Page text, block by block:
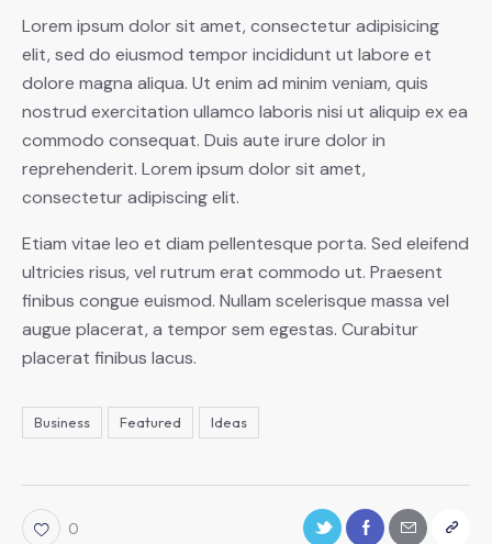
Lorem ipsum dolor sit amet, consectetur adipisicing
elit, sed do eiusmod tempor incididunt ut labore et
dolore magna aliqua. Ut enim ad minim veniam, quis
nostrud exercitation ullamco laboris nisi ut aliquip ex ea
commodo consequat. Duis aute irure dolor in
reprehenderit. Lorem ipsum dolor sit amet,
consectetur adipiscing elit.
Etiam vitae leo et diam pellentesque porta. Sed eleifend
ultricies risus, vel rutrum erat commodo ut. Praesent
finibus congue euismod. Nullam scelerisque massa vel
augue placerat, a tempor sem egestas. Curabitur
placerat finibus lacus.
Business Featured Ideas
0